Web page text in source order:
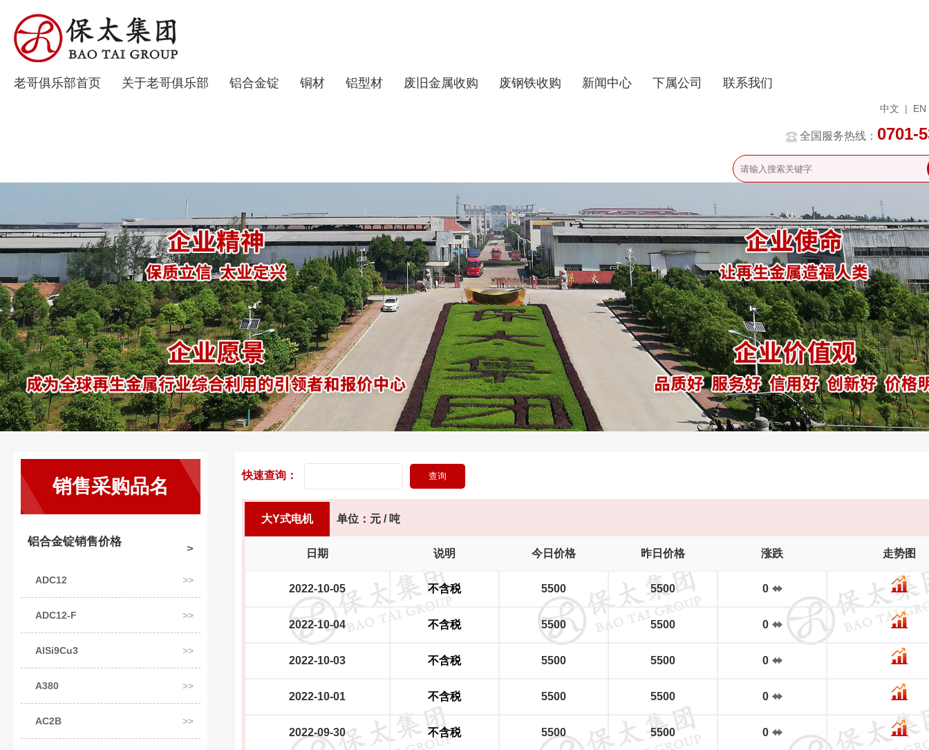
老哥俱乐部首页 关于老哥俱乐部 铝合金锭 铜材 铝型材 废旧金属收购 废钢铁收购 新闻中心 下属公司 联系我们
中文 | EN
全国服务热线： 0701-
销售采购品名
铝合金锭销售价格
ADC12
ADC12-F
AlSi9Cu3
A380
AC2B
快速查询：
大Y式电机 单位：元 / 吨
日期 说明 今日价格 昨日价格 涨跌 走势图
2022-10-05 不含税 5500 5500 0
2022-10-04 不含税 5500 5500 0
2022-10-03 不含税 5500 5500 0
2022-10-01 不含税 5500 5500 0
2022-09-30 不含税 5500 5500 0